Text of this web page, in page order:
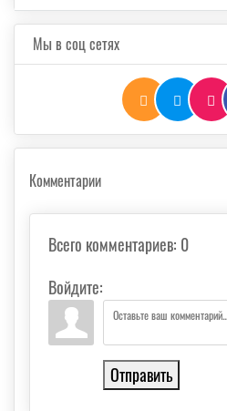
Мы в соц сетях
Комментарии
Всего комментариев: 0
Войдите:
Отправить